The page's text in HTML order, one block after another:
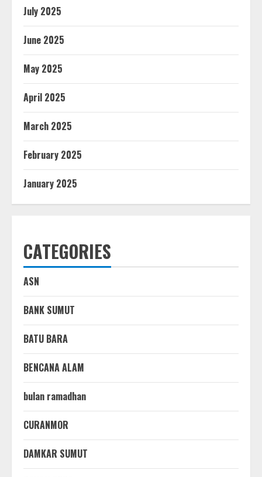
July 2025
June 2025
May 2025
April 2025
March 2025
February 2025
January 2025
CATEGORIES
ASN
BANK SUMUT
BATU BARA
BENCANA ALAM
bulan ramadhan
CURANMOR
DAMKAR SUMUT